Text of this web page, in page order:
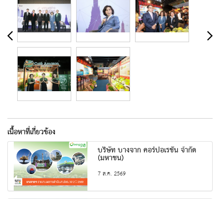
เนื้อหาที่เกี่ยวข้อง
บริษัท บางจาก คอร์ปอเรชั่น จำกัด
(มหาชน)
7 ส.ค. 2569